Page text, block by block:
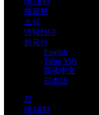
해결책
소식
연락하다
한국어
English
Tiếng Việt
简体中文
日本語
집
에 대한